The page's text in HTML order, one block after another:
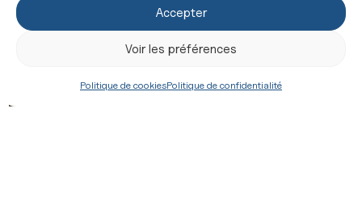
Accepter
Voir les préférences
Politique de cookiesPolitique de confidentialité
Actualités
Articles similaires
22 nouveaux prêtres